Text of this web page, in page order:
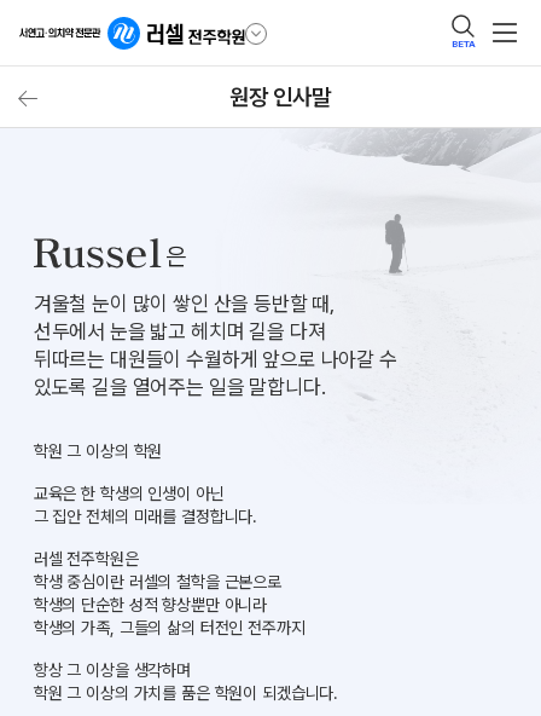
BETA
원장 인사말
은
겨울철 눈이 많이 쌓인 산을 등반할 때,
선두에서 눈을 밟고 헤치며 길을 다져
뒤따르는 대원들이 수월하게 앞으로 나아갈 수
있도록 길을 열어주는 일을 말합니다.
학원 그 이상의 학원
교육은 한 학생의 인생이 아닌
그 집안 전체의 미래를 결정합니다.
러셀 전주학원은
학생 중심이란 러셀의 철학을 근본으로
학생의 단순한 성적 향상뿐만 아니라
학생의 가족, 그들의 삶의 터전인 전주까지
항상 그 이상을 생각하며
학원 그 이상의 가치를 품은 학원이 되겠습니다.